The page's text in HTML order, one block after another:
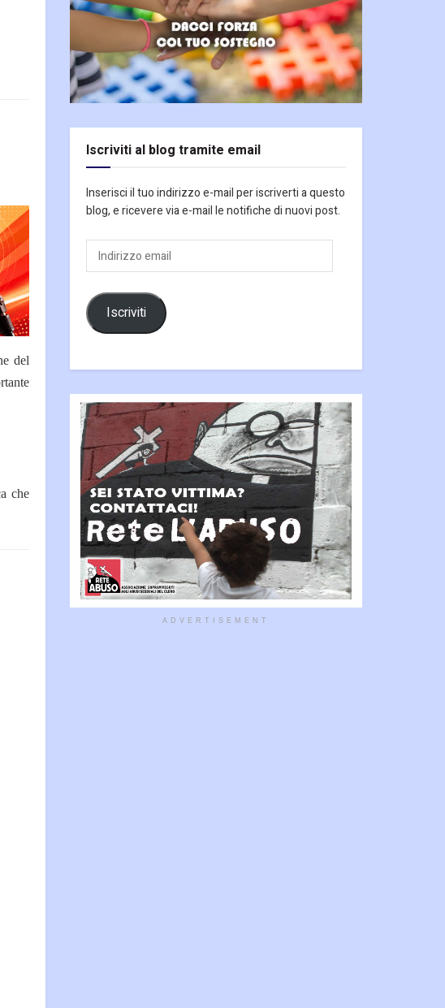
del
che
Iscriviti al blog tramite email
Inserisci il tuo indirizzo e-mail per iscriverti a questo
blog, e ricevere via e-mail le notifiche di nuovi post.
Indirizzo
email
Iscriviti
ADVERTISEMENT